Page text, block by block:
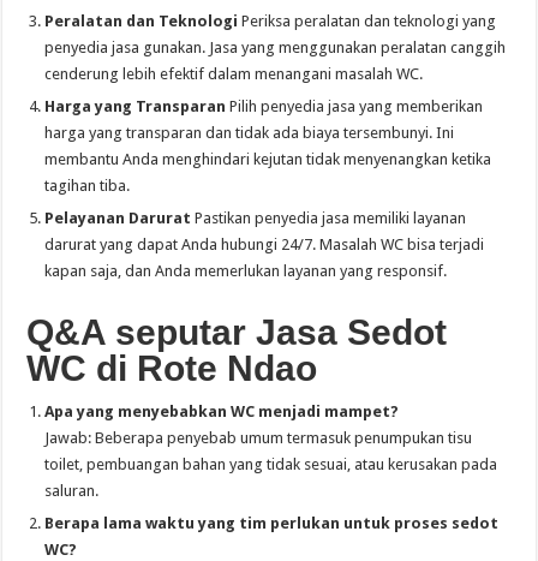
Peralatan dan Teknologi Periksa peralatan dan teknologi yang
penyedia jasa gunakan. Jasa yang menggunakan peralatan canggih
cenderung lebih efektif dalam menangani masalah WC.
Harga yang Transparan Pilih penyedia jasa yang memberikan
harga yang transparan dan tidak ada biaya tersembunyi. Ini
membantu Anda menghindari kejutan tidak menyenangkan ketika
tagihan tiba.
Pelayanan Darurat Pastikan penyedia jasa memiliki layanan
darurat yang dapat Anda hubungi 24/7. Masalah WC bisa terjadi
kapan saja, dan Anda memerlukan layanan yang responsif.
Q&A seputar Jasa Sedot
WC di Rote Ndao
Apa yang menyebabkan WC menjadi mampet?
Jawab: Beberapa penyebab umum termasuk penumpukan tisu
toilet, pembuangan bahan yang tidak sesuai, atau kerusakan pada
saluran.
Berapa lama waktu yang tim perlukan untuk proses sedot
WC?